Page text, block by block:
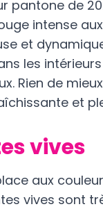
pantone de
intense
et
les
Rien de
et
vives
aux
vives sont